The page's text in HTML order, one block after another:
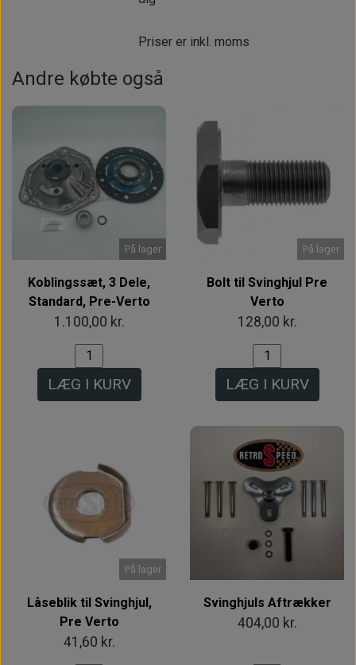
Priser er inkl. moms
Andre købte også
På lager
Koblingssæt, 3 Dele,
Standard, Pre-Verto
1.100,00 kr.
LÆG I KURV
På lager
Bolt til Svinghjul Pre
Verto
128,00 kr.
LÆG I KURV
På lager
Låseblik til Svinghjul,
Pre Verto
41,60 kr.
Svinghjuls Aftrækker
404,00 kr.